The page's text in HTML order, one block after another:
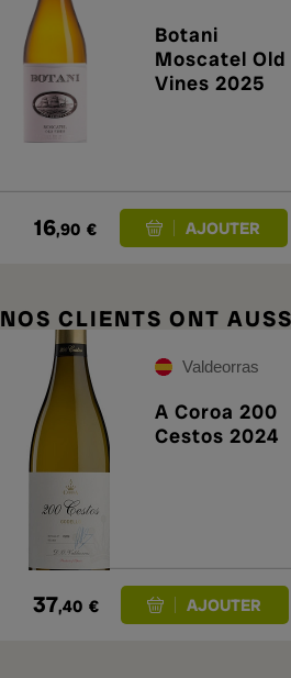
Botani
Moscatel Old
Vines 2025
16,90 €
NOS CLIENTS ONT
Valdeorras
A Coroa 200
Cestos 2024
37,40 €